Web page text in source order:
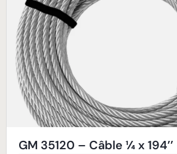
GM 35120 – Câble ¼ x